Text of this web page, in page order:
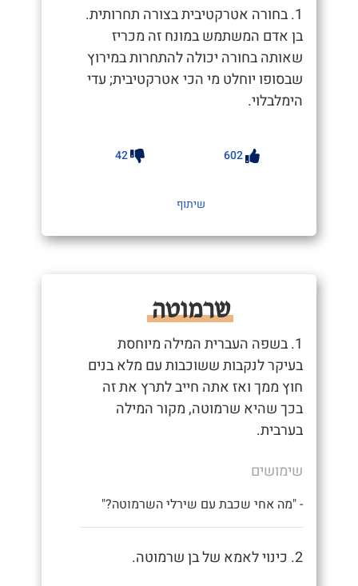
1. בחורה אטרקטיבית בצורה תחרותית.
בן אדם המשתמש במונח זה מכריז
שאותה בחורה יכולה להתחרות במירוץ
שבסופו יוחלט מי הכי אטרקטיבית; עדי
הימלבלוי.
602
42
שיתוף
שרמוטה
1. בשפה העברית המילה מיוחסת
בעיקר לנקבות ששוכבות עם מלא בנים
חוץ ממך ואז אתה חייב לתרץ את זה
בכך שהיא שרמוטה, מקור המילה
בערבית.
שימושים
- "מה אחי שכבת עם שירלי השרמוטה?"
2. כינוי לאמא של בן שרמוטה.